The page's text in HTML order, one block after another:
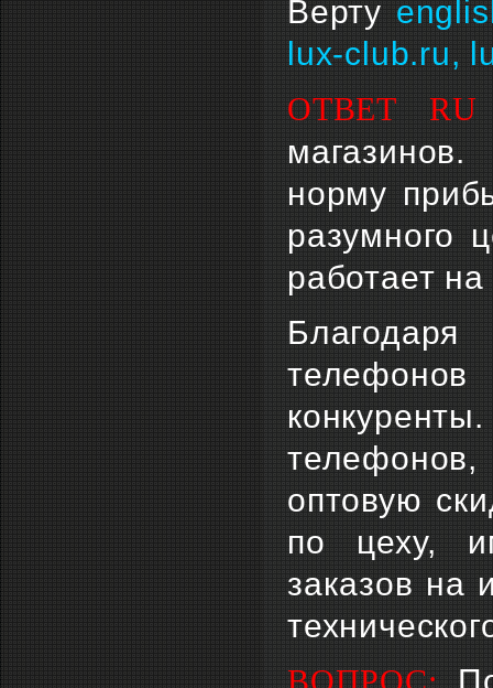
Верту
lux-club.ru,
ОТВЕТ RU
норму
разумного
работает
оптовую
по цеху,
заказов на